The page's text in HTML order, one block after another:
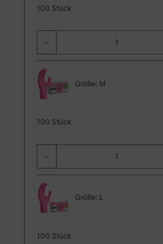
100 Stück
-
Größe: M
100 Stück
-
Größe: L
100 Stück